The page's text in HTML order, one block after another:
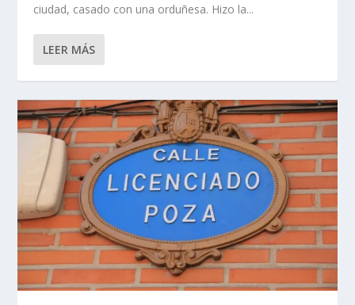
ciudad, casado con una orduñesa. Hizo la...
LEER MÁS